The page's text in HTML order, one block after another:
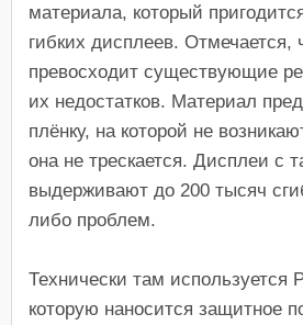
материала, который
гибких дисплеев. Отмечается,
превосходит существующие
их недостатков. Материал
плёнку, на которой не
она не трескается. Дисплеи с
выдерживают до 200 тысяч
либо проблем.
Технически там используется
которую наносится защитное